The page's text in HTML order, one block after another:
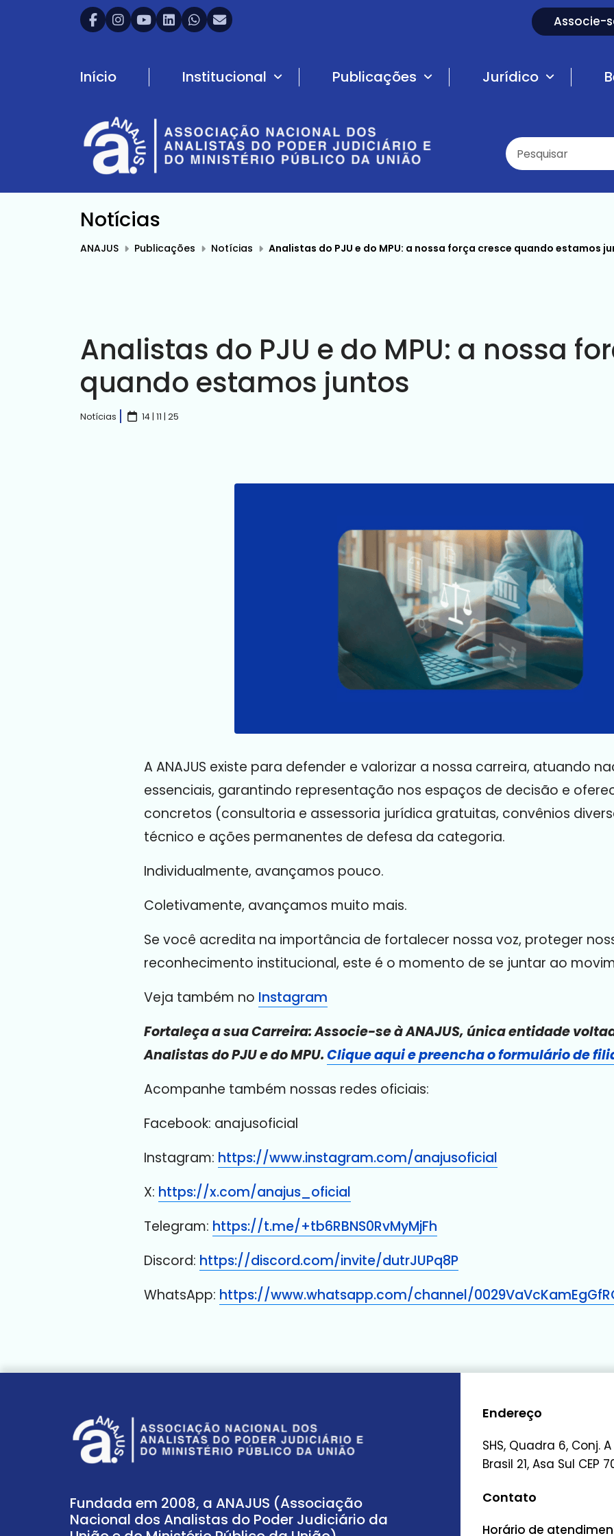
Associe-
Início Institucional Publicações Jurídico
Notícias
ANAJUS Publicações Notícias Analistas do PJU e do MPU: a nossa força cresce quando estamos
Analistas do PJU e do MPU: a nossa
quando estamos juntos
Notícias 14 | 11 | 25
A ANAJUS existe para defender e valorizar a nossa carreira, atuando
essenciais, garantindo representação nos espaços de decisão e
concretos (consultoria e assessoria jurídica gratuitas, convênios
técnico e ações permanentes de defesa da categoria.
Individualmente, avançamos pouco.
Coletivamente, avançamos muito mais.
Se você acredita na importância de fortalecer nossa voz, proteger
reconhecimento institucional, este é o momento de se juntar ao
Veja também no Instagram
Fortaleça a sua Carreira: Associe-se à ANAJUS, única entidade
Analistas do PJU e do MPU.Clique aqui e preencha o formulário de
Acompanhe também nossas redes oficiais:
Facebook: anajusoficial
Instagram: https://www.instagram.com/anajusoficial
X: https://x.com/anajus_oficial
Telegram: https://t.me/+tb6RBNS0RvMyMjFh
Discord: https://discord.com/invite/dutrJUPq8P
WhatsApp: https://www.whatsapp.com/channel/
Fundada em 2008, a ANAJUS (Associação
Nacional dos Analistas do Poder Judiciário da
Endereço
SHS, Quadra 6, Conj.
Brasil 21, Asa Sul CEP
Contato
Horário de